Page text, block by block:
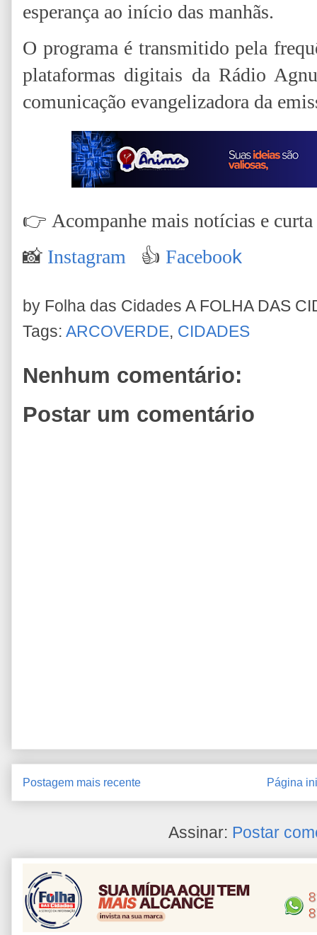
esperança ao início das manhãs.
O programa é transmitido pela
plataformas digitais da Rádio
comunicação evangelizadora da
👉 Acompanhe mais notícias e curta
📸 Instagram 👍 Facebook
by Folha das Cidades A FOLHA DAS
Tags: ARCOVERDE, CIDADES
Nenhum comentário:
Postar um comentário
Postagem mais recente Página
Assinar: Postar